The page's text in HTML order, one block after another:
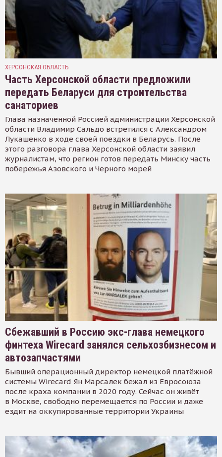
ХЕРСОНСКАЯ ОБЛАСТЬ
Часть Херсонской области предложили
передать Беларуси для строительства
санаториев
Глава назначенной Россией администрации Херсонской
области Владимир Сальдо встретился с Александром
Лукашенко в ходе своей поездки в Беларусь. После
этого разговора глава Херсонской области заявил
журналистам, что регион готов передать Минску часть
побережья Азовского и Черного морей
Сбежавший в Россию экс-глава немецкого
финтеха Wirecard занялся сельхозбизнесом и
автозапчастями
Бывший операционный директор немецкой платёжной
системы Wirecard Ян Марсалек бежал из Евросоюза
после краха компании в 2020 году. Сейчас он живёт
в Москве, свободно перемещается по России и даже
ездит на оккупированные территории Украины